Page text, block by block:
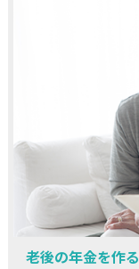
老後の年金を作る